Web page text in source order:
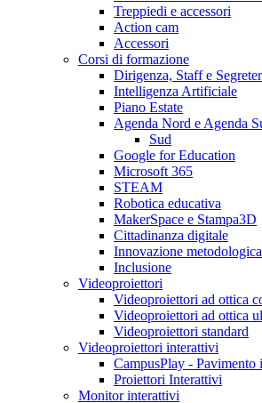
Treppiedi e accessori
Action cam
Accessori
Corsi di formazione
Dirigenza, Staff e
Intelligenza Artificiale
Piano Estate
Agenda Nord e Agenda
Sud
Google for Education
Microsoft 365
STEAM
Robotica educativa
MakerSpace e Stampa3D
Cittadinanza digitale
Innovazione metodologica
Inclusione
Videoproiettori
Videoproiettori ad ottica
Videoproiettori ad ottica
Videoproiettori standard
Videoproiettori interattivi
CampusPlay - Pavimento
Proiettori Interattivi
Monitor interattivi